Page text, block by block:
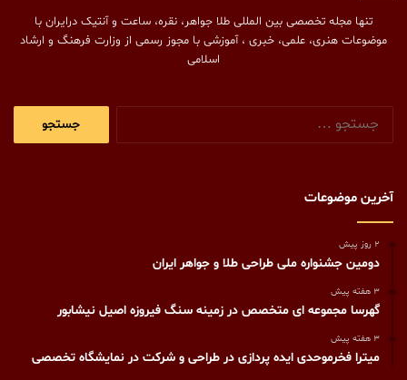
تنها مجله تخصصی بین المللی طلا جواهر، نقره، ساعت و آنتیک درایران با
موضوعات هنری، علمی، خبری ، آموزشی با مجوز رسمی از وزارت فرهنگ و ارشاد
اسلامی
آخرین موضوعات
2 روز پیش
دومین جشنواره ملی طراحی طلا و جواهر ایران
3 هفته پیش
گهرسا مجموعه ای متخصص در زمینه سنگ فیروزه اصیل نیشابور
3 هفته پیش
میترا فخرموحدی ایده پردازی در طراحی و شرکت در نمایشگاه تخصصی